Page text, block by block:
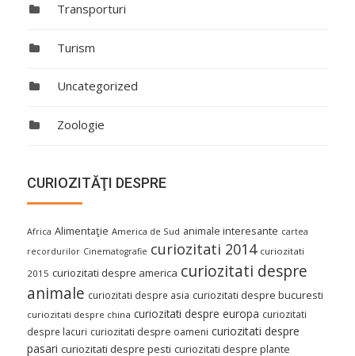
Transporturi
Turism
Uncategorized
Zoologie
CURIOZITĂŢI DESPRE
Africa Alimentaţie America de Sud animale interesante cartea
recordurilor Cinematografie curiozitati 2014 curiozitati
2015 curiozitati despre america curiozitati despre
animale curiozitati despre asia curiozitati despre bucuresti
curiozitati despre china curiozitati despre europa curiozitati
despre lacuri curiozitati despre oameni curiozitati despre
pasari curiozitati despre pesti curiozitati despre plante